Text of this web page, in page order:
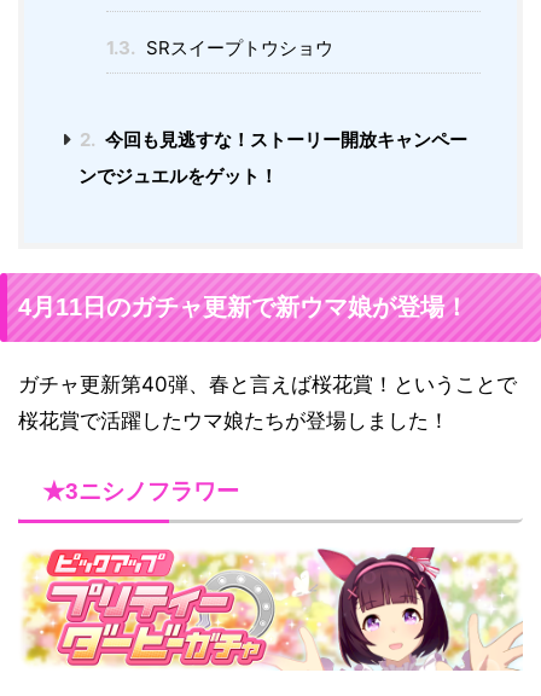
1.3. SRスイープトウショウ
2. 今回も見逃すな！ストーリー開放キャンペー
ンでジュエルをゲット！
4月11日のガチャ更新で新ウマ娘が登場！
ガチャ更新第40弾、春と言えば桜花賞！ということで
桜花賞で活躍したウマ娘たちが登場しました！
★3ニシノフラワー